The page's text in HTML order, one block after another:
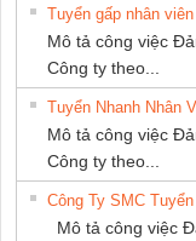
Tuyển gấp nhân
Mô tả công việc
Công ty theo...
Tuyển Nhanh Nhân
Mô tả công việc
Công ty theo...
Công Ty SMC
Mô tả công việc